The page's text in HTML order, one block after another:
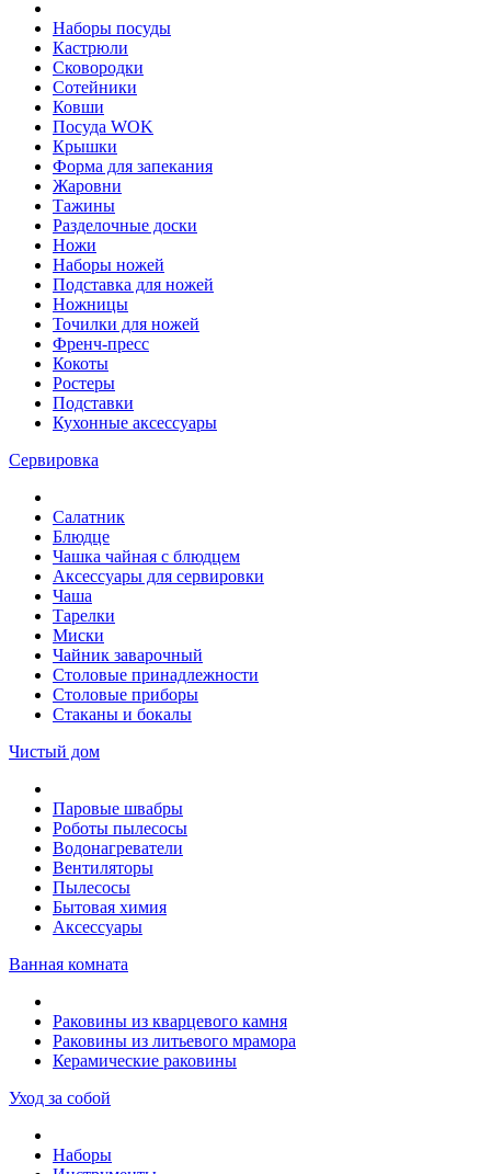
Наборы посуды
Кастрюли
Сковородки
Сотейники
Ковши
Посуда WOK
Крышки
Форма для запекания
Жаровни
Тажины
Разделочные доски
Ножи
Наборы ножей
Подставка для ножей
Ножницы
Точилки для ножей
Френч-пресс
Кокоты
Ростеры
Подставки
Кухонные аксессуары
Сервировка
Салатник
Блюдце
Чашка чайная с блюдцем
Аксессуары для сервировки
Чаша
Тарелки
Миски
Чайник заварочный
Столовые принадлежности
Столовые приборы
Стаканы и бокалы
Чистый дом
Паровые швабры
Роботы пылесосы
Водонагреватели
Вентиляторы
Пылесосы
Бытовая химия
Аксессуары
Ванная комната
Раковины из кварцевого камня
Раковины из литьевого мрамора
Керамические раковины
Уход за собой
Наборы